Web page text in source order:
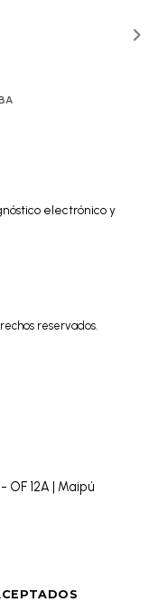
electrónico y
reservados.
12A | Maipú